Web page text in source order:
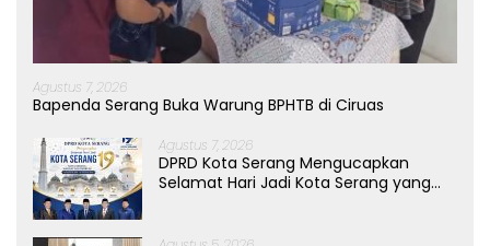
Agustus 7, 2026
Bapenda Serang Buka Warung BPHTB di Ciruas
Agustus 7, 2026
DPRD Kota Serang Mengucapkan
Selamat Hari Jadi Kota Serang yang